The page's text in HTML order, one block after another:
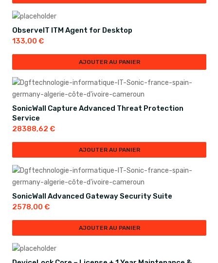
ObserveIT ITM Agent for Desktop
133,00 €
AJOUTER AU PANIER
SonicWall Capture Advanced Threat Protection
Service
28388,62 €
AJOUTER AU PANIER
SonicWall Advanced Gateway Security Suite
2578,00 €
AJOUTER AU PANIER